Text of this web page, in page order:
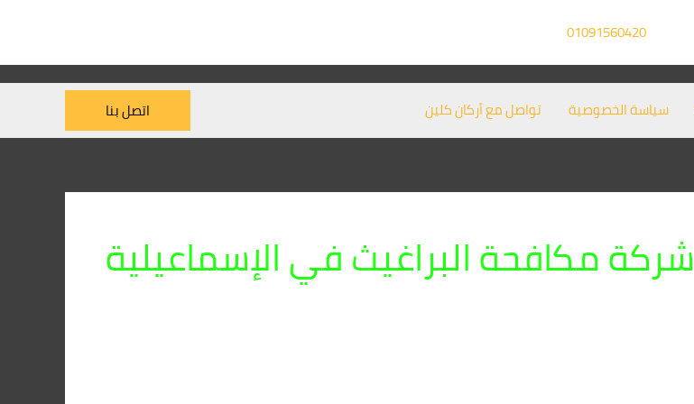
01091560420
سياسة الخصوصية تواصل مع أركان كلين اتصل بنا
شركة مكافحة البراغيث في الإسماعيلية